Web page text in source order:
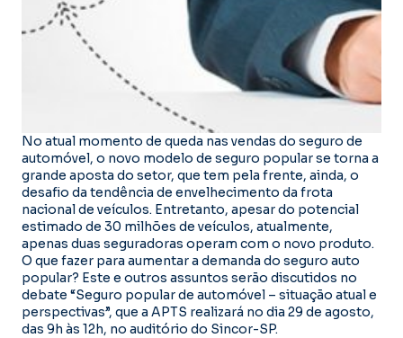
No atual momento de queda nas vendas do seguro de
automóvel, o novo modelo de seguro popular se torna a
grande aposta do setor, que tem pela frente, ainda, o
desafio da tendência de envelhecimento da frota
nacional de veículos. Entretanto, apesar do potencial
estimado de 30 milhões de veículos, atualmente,
apenas duas seguradoras operam com o novo produto.
O que fazer para aumentar a demanda do seguro auto
popular? Este e outros assuntos serão discutidos no
debate “Seguro popular de automóvel – situação atual e
perspectivas”, que a APTS realizará no dia 29 de agosto,
das 9h às 12h, no auditório do Sincor-SP.